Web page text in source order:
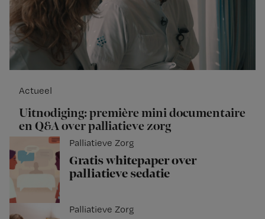
Actueel
Uitnodiging: première mini documentaire
en Q&A over palliatieve zorg
Palliatieve Zorg
Gratis whitepaper over
palliatieve sedatie
Palliatieve Zorg